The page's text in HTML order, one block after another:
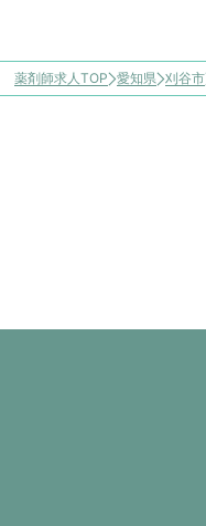
薬剤師求人TOP 愛知県 刈谷市